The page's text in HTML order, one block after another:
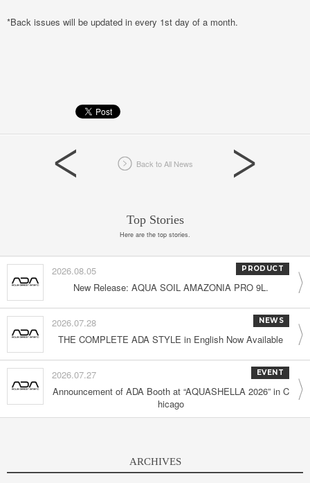
*Back issues will be updated in every 1st day of a month.
Back to All News
Top Stories
Here are the top stories.
2026.08.05 PRODUCT
New Release: AQUA SOIL AMAZONIA PRO 9L.
2026.07.28 NEWS
THE COMPLETE ADA STYLE in English Now Available
2026.07.27 EVENT
Announcement of ADA Booth at “AQUASHELLA 2026” in C
hicago
ARCHIVES